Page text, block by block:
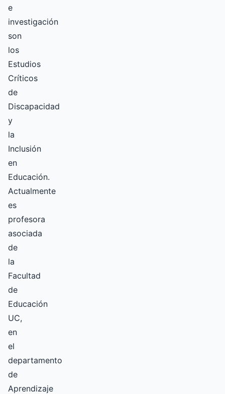
e
investigación
son
los
Estudios
Críticos
de
Discapacidad
y
la
Inclusión
en
Educación.
Actualmente
es
profesora
asociada
de
la
Facultad
de
Educación
UC,
en
el
departamento
de
Aprendizaje